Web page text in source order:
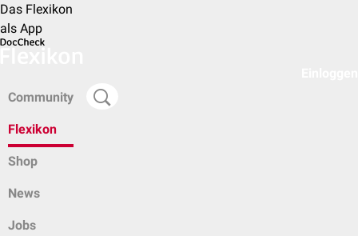
Das Flexikon
als App
Community
Flexikon
Shop
News
Jobs